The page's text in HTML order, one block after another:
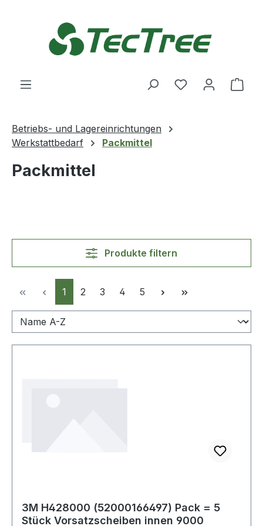
Du hast 0
Betriebs- und Lagereinrichtungen
Werkstattbedarf
Packmittel
Packmittel
Produkte filtern
Seite
1 Seite
2 Seite
3 Seite
4 Seite
5
3M H428000 (52000166497) Pack = 5
Stück Vorsatzscheiben innen 9000